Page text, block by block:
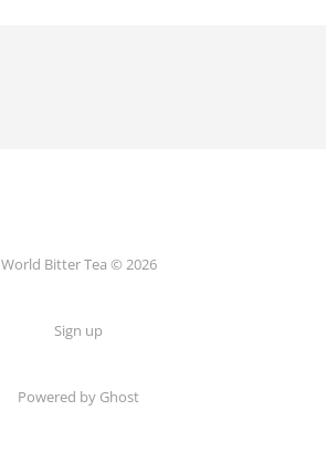
World Bitter Tea © 2026
Sign up
Powered by Ghost